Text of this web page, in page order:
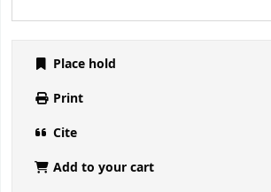
Place hold
Print
Cite
Add to your cart